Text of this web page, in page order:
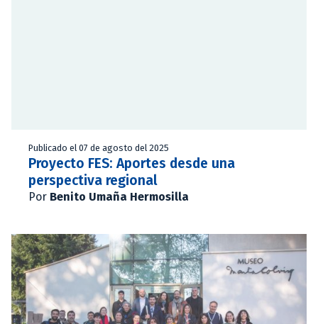
Publicado el 07 de agosto del 2025
Proyecto FES: Aportes desde una
perspectiva regional
Por Benito Umaña Hermosilla